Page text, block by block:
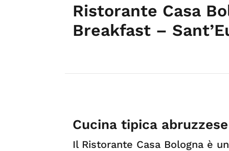
Ristorante Casa
Breakfast –
Cucina tipica abruzzese
Il Ristorante Casa Bologna è